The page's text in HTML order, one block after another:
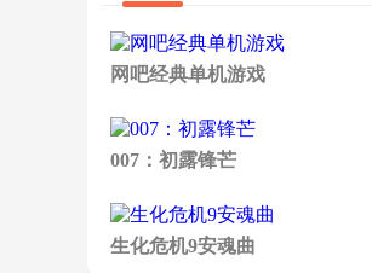
网吧经典单机游戏
007：初露锋芒
生化危机9安魂曲